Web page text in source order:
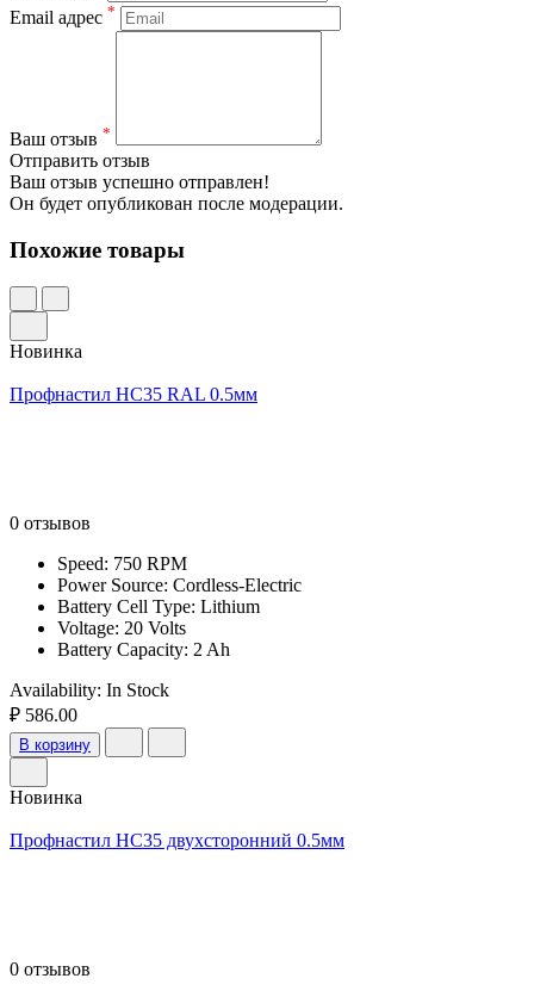
Email адрес *
Ваш отзыв *
Отправить отзыв
Ваш отзыв успешно отправлен!
Он будет опубликован после модерации.
Похожие товары
Новинка
Профнастил НС35 RAL 0.5мм
0 отзывов
Speed: 750 RPM
Power Source: Cordless-Electric
Battery Cell Type: Lithium
Voltage: 20 Volts
Battery Capacity: 2 Ah
Availability: In Stock
₽ 586.00
В корзину
Новинка
Профнастил НС35 двухсторонний 0.5мм
0 отзывов